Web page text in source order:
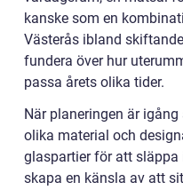
kanske som en
Västerås ibland
fundera över hur
passa årets olika tider.
När planeringen är
olika material och
glaspartier för att
skapa en känsla av att